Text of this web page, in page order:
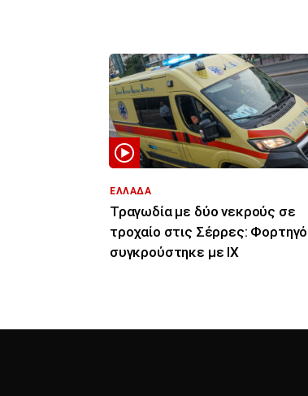
ΕΛΛΑΔΑ
Τραγωδία με δύο νεκρούς σε
τροχαίο στις Σέρρες: Φορτηγό
συγκρούστηκε με ΙΧ